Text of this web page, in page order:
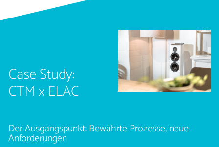
Case Study:
CTM x ELAC
Der Ausgangspunkt: Bewährte Prozesse, neue
Anforderungen